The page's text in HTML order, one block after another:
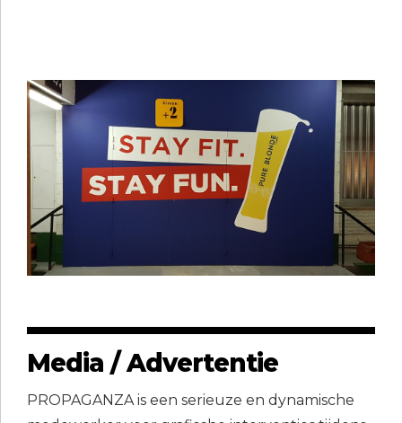
Media / Advertentie
PROPAGANZA is een serieuze en dynamische